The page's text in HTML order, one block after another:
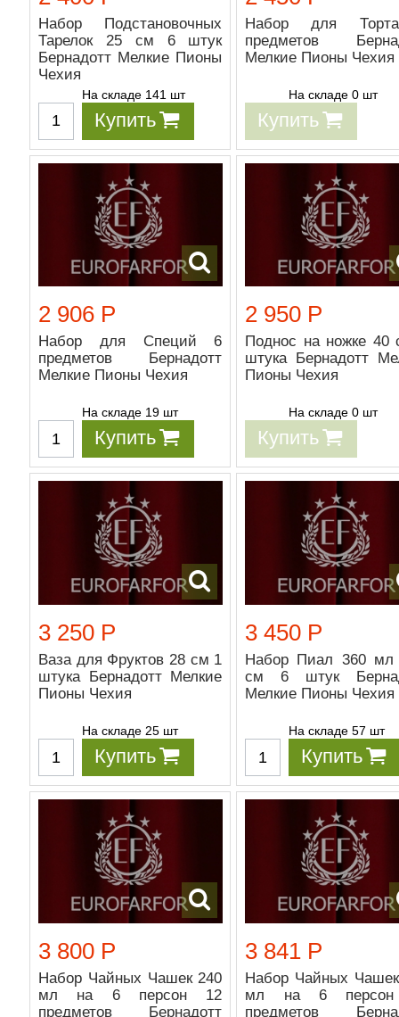
Набор Подстановочных
Тарелок 25 см 6 штук
Бернадотт Мелкие Пионы
Чехия
На складе 141 шт
Купить
Набор для
предметов
Мелкие Пионы Чехия
На складе 0 шт
Купить
2 906 Р
Набор для Специй 6
предметов Бернадотт
Мелкие Пионы Чехия
На складе 19 шт
Купить
2 950 Р
Поднос на ножке 40
штука Бернадотт
Пионы Чехия
На складе 0 шт
Купить
3 250 Р
Ваза для Фруктов 28 см 1
штука Бернадотт Мелкие
Пионы Чехия
На складе 25 шт
Купить
3 450 Р
Набор Пиал 360 мл
см 6 штук
Мелкие Пионы Чехия
На складе 57 шт
Купить
3 800 Р
Набор Чайных Чашек 240
мл на 6 персон 12
предметов Бернадотт
3 841 Р
Набор Чайных
мл на 6
предметов